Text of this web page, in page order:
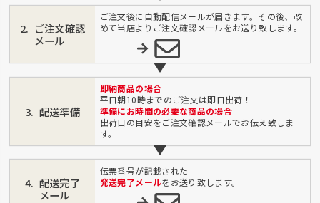
ご注文確認
メール
ご注文後に自動配信メールが届きます。その後、改
めて当店よりご注文確認メールをお送り致します。
配送準備
即納商品の場合
平日朝10時までのご注文は即日出荷！
準備にお時間の必要な商品の場合
出荷日の目安をご注文確認メールでお伝え致しま
す。
配送完了
メール
伝票番号が記載された
発送完了メールをお送り致します。